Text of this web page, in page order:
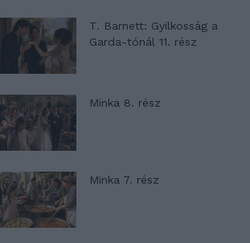
T. Barnett: Gyilkosság a
Garda-tónál 11. rész
Minka 8. rész
Minka 7. rész